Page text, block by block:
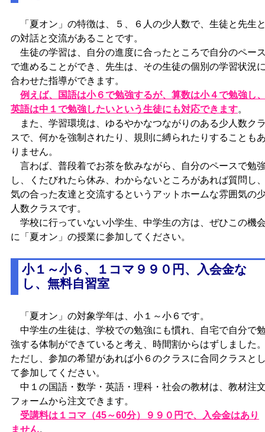
「夏オン」の特徴は、５、６人の少人数で、生徒と先生
の対話と交流があることです。
生徒の学習は、自分の進度に合ったところで自分のペー
で進めることができ、先生は、その生徒の個別の学習状況
合わせた指導ができます。
例えば、国語は小６で勉強するが、算数は小４で勉強し
英語は中１で勉強したいという生徒にも対応できます。
また、学習環境は、ゆるやかなつながりのある少人数ク
スで、何かを強制されたり、規則に縛られたりすることも
りません。
言わば、普段着でお茶を飲みながら、自分のペースで勉
し、くたびれたら休み、わからないところがあれば質問し
気の合った友達と交流するというアットホームな雰囲気の
人数クラスです。
学校に行っていない小学生、中学生の方は、ぜひこの機
に「夏オン」の授業に参加してください。
小１～小６、１コマ９９０円、入会金な
し、無料自習室
「夏オン」の対象学年は、小１～小６です。
中学生の生徒は、学校での勉強にも慣れ、自宅で自分で
強する体制ができていると考え、時間割からはずしました
ただし、参加の希望があれば小６のクラスに合同クラスと
て参加してください。
中１の国語・数学・英語・理科・社会の教材は、教材注
フォームから注文できます。
受講料は１コマ（45～60分）９９０円で、入会金はあり
ません。